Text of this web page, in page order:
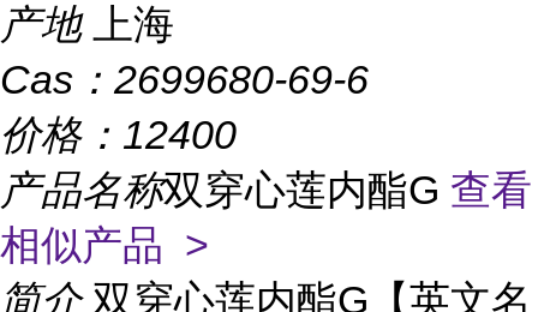
产地
上海
Cas： 2699680-69-6
价格： 12400
产品名称双穿心莲内酯G 查看
相似产品 >
简介 双穿心莲内酯G【英文名